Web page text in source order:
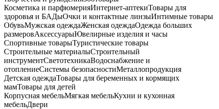
Косметика и парфюмерияИнтернет-аптекиТовары для
здоровья и БАДыОчки и контактные линзыИнтимные товары
ОбувьМужская одеждаЖенская одеждаОдежда больших
размеровАксессуарыЮвелирные изделия и часы
Спортивные товарыТуристические товары
Строительные материалыСтроительный
инструментСветотехникаВодоснабжение и
отоплениеСистемы безопасностиМеталлопродукция
Детская одеждаТовары для беременных и кормящих
мамТовары для детей
Корпусная мебельМягкая мебельКухни и кухонная
мебельДвери